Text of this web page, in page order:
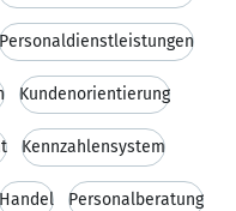
Personaldienstleistungen
Kundenorientierung
Kennzahlensystem
Handel Personalberatung